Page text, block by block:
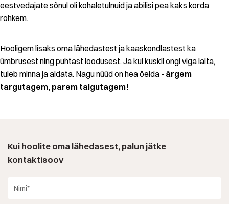
eestvedajate sõnul oli kohaletulnuid ja abilisi pea kaks korda
rohkem.
Hooligem lisaks oma lähedastest ja kaaskondlastest ka
ümbrusest ning puhtast loodusest. Ja kui kuskil ongi viga laita,
tuleb minna ja aidata. Nagu nüüd on hea öelda - ärgem
targutagem, parem talgutagem!
Kui hoolite oma lähedasest, palun jätke
kontaktisoov